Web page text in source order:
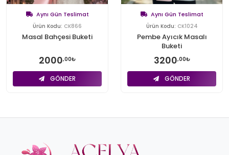
Aynı Gün Teslimat
Ürün Kodu: CK866
Masal Bahçesi Buketi
2000,00₺
GÖNDER
Aynı Gün Teslimat
Ürün Kodu: CK1024
Pembe Ayıcık Masalı
Buketi
3200,00₺
GÖNDER